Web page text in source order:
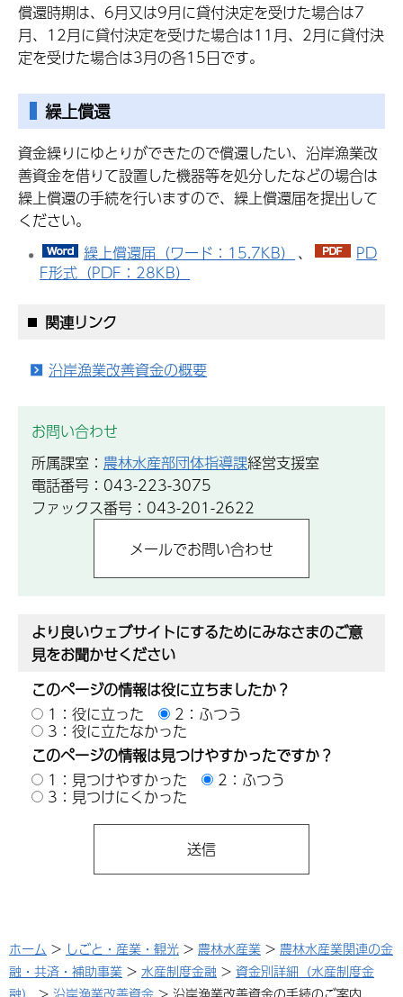
償還時期は、6月又は9月に貸付決定を受けた場合は7
月、12月に貸付決定を受けた場合は11月、2月に貸付決
定を受けた場合は3月の各15日です。
繰上償還
資金繰りにゆとりができたので償還したい、沿岸漁業改
善資金を借りて設置した機器等を処分したなどの場合は
繰上償還の手続を行いますので、繰上償還届を提出して
ください。
繰上償還届（ワード：15.7KB） 、
PD
F形式（PDF：28KB）
関連リンク
沿岸漁業改善資金の概要
お問い合わせ
所属課室： 農林水産部団体指導課経営支援室
電話番号：043-223-3075
ファックス番号：043-201-2622
より良いウェブサイトにするためにみなさまのご意
見をお聞かせください
このページの情報は役に立ちましたか？
1：役に立った
2：ふつう
3：役に立たなかった
このページの情報は見つけやすかったですか？
1：見つけやすかった
2：ふつう
3：見つけにくかった
ホーム > しごと・産業・観光 > 農林水産業 > 農林水産業関連の金
融・共済・補助事業 > 水産制度金融 > 資金別詳細（水産制度金
融）
> 沿岸漁業改善資金 > 沿岸漁業改善資金の手続のご案内